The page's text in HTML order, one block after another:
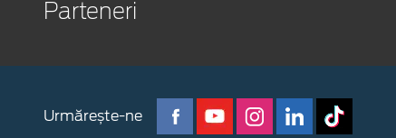
Parteneri
Urmărește-ne